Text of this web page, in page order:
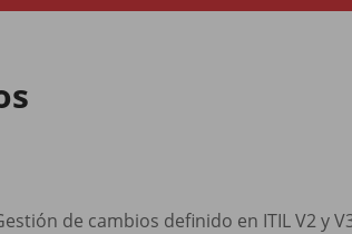
de cambios definido en ITIL V2 y